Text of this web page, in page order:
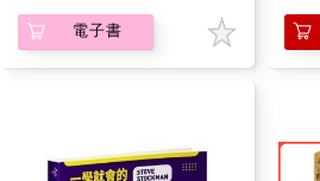
電子書